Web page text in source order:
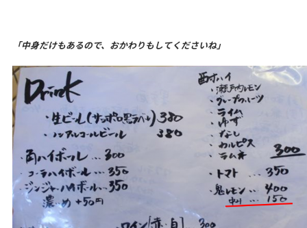
「中身だけもあるので、おかわりもしてくださいね」